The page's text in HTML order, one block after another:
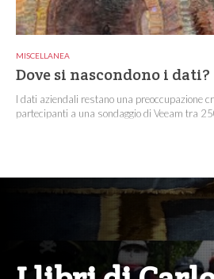
MISCELLANEA
Dove si nascondono i dati?
I dati aziendali restano una preoccupazione
partecipanti a una sondaggio di Veeam tra